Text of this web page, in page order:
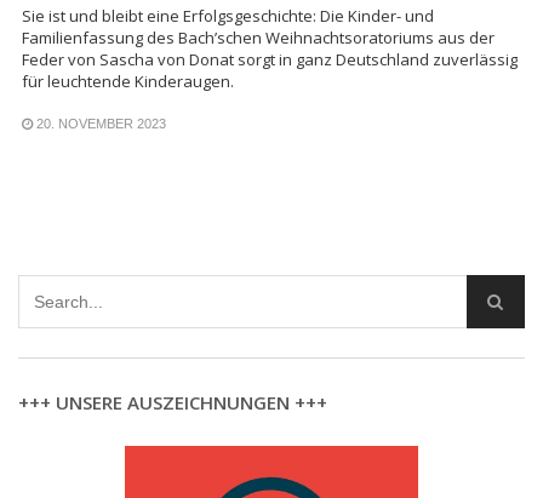
Sie ist und bleibt eine Erfolgsgeschichte: Die Kinder- und
Familienfassung des Bach’schen Weihnachtsoratoriums aus der
Feder von Sascha von Donat sorgt in ganz Deutschland zuverlässig
für leuchtende Kinderaugen.
20. NOVEMBER 2023
+++ UNSERE AUSZEICHNUNGEN +++